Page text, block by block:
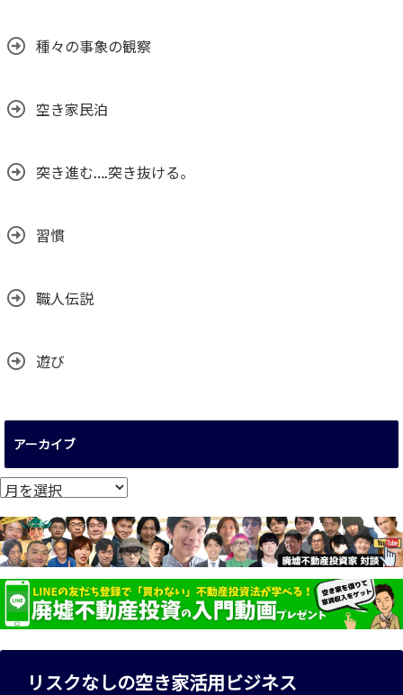
種々の事象の観察
空き家民泊
突き進む….突き抜ける。
習慣
職人伝説
遊び
アーカイブ
ア
カ
イ
リスクなしの空き家活用ビジネス